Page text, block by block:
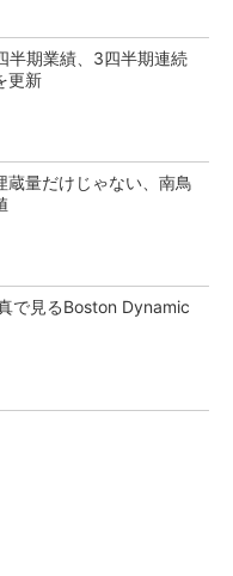
半期業績、3四半期連続
更新
量だけじゃない、南鳥
で見るBoston Dynamic